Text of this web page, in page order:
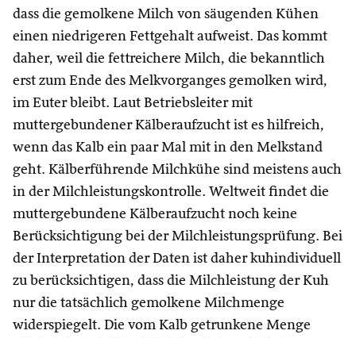
dass die gemolkene Milch von säugenden Kühen
einen niedrigeren Fettgehalt aufweist. Das kommt
daher, weil die fettreichere Milch, die bekanntlich
erst zum Ende des Melkvorganges gemolken wird,
im Euter bleibt. Laut Betriebsleiter mit
muttergebundener Kälberaufzucht ist es hilfreich,
wenn das Kalb ein paar Mal mit in den Melkstand
geht. Kälberführende Milchkühe sind meistens auch
in der Milchleistungskontrolle. Weltweit findet die
muttergebundene Kälberaufzucht noch keine
Berücksichtigung bei der Milchleistungsprüfung. Bei
der Interpretation der Daten ist daher kuhindividuell
zu berücksichtigen, dass die Milchleistung der Kuh
nur die tatsächlich gemolkene Milchmenge
widerspiegelt. Die vom Kalb getrunkene Menge